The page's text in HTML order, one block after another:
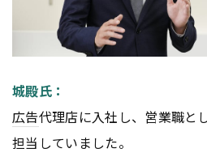
城殿氏：
広告代理店に入社し、営業職と
担当していました。